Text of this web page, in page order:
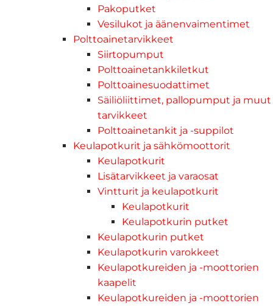
Pakoputket
Vesilukot ja äänenvaimentimet
Polttoainetarvikkeet
Siirtopumput
Polttoainetankkiletkut
Polttoainesuodattimet
Säiliöliittimet, pallopumput ja muut
tarvikkeet
Polttoainetankit ja -suppilot
Keulapotkurit ja sähkömoottorit
Keulapotkurit
Lisätarvikkeet ja varaosat
Vintturit ja keulapotkurit
Keulapotkurit
Keulapotkurin putket
Keulapotkurin putket
Keulapotkurin varokkeet
Keulapotkureiden ja -moottorien
kaapelit
Keulapotkureiden ja -moottorien